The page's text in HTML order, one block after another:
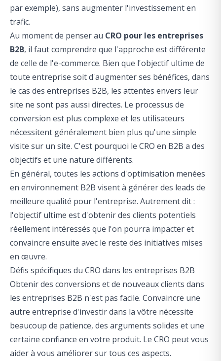
par exemple), sans augmenter l'investissement en
trafic.
Au moment de penser au CRO pour les entreprises
B2B, il faut comprendre que l'approche est différente
de celle de l'e-commerce. Bien que l'objectif ultime de
toute entreprise soit d'augmenter ses bénéfices, dans
le cas des entreprises B2B, les attentes envers leur
site ne sont pas aussi directes. Le processus de
conversion est plus complexe et les utilisateurs
nécessitent généralement bien plus qu'une simple
visite sur un site. C'est pourquoi le CRO en B2B a des
objectifs et une nature différents.
En général, toutes les actions d'optimisation menées
en environnement B2B visent à générer des leads de
meilleure qualité pour l'entreprise. Autrement dit :
l'objectif ultime est d'obtenir des clients potentiels
réellement intéressés que l'on pourra impacter et
convaincre ensuite avec le reste des initiatives mises
en œuvre.
Défis spécifiques du CRO dans les entreprises B2B
Obtenir des conversions et de nouveaux clients dans
les entreprises B2B n'est pas facile. Convaincre une
autre entreprise d'investir dans la vôtre nécessite
beaucoup de patience, des arguments solides et une
certaine confiance en votre produit. Le CRO peut vous
aider à vous améliorer sur tous ces aspects.